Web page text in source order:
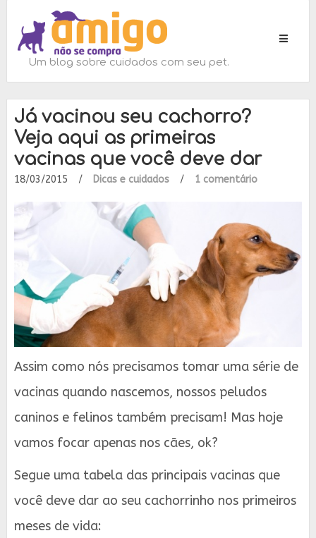
Toggle
Um blog sobre cuidados com seu pet.
Já vacinou seu cachorro?
Veja aqui as primeiras
vacinas que você deve dar
18/03/2015 / Dicas e cuidados / 1 comentário
Assim como nós precisamos tomar uma série de
vacinas quando nascemos, nossos peludos
caninos e felinos também precisam! Mas hoje
vamos focar apenas nos cães, ok?
Segue uma tabela das principais vacinas que
você deve dar ao seu cachorrinho nos primeiros
meses de vida: